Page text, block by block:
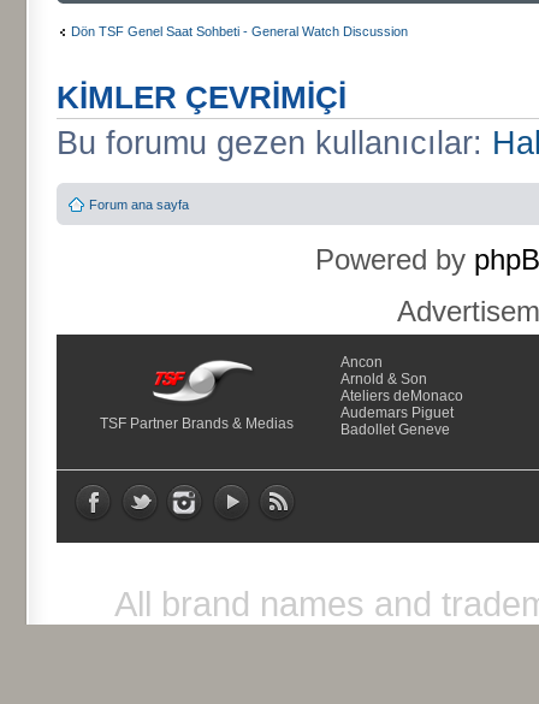
Dön TSF Genel Saat Sohbeti - General Watch Discussion
KIMLER ÇEVRIMIÇI
Bu forumu gezen kullanıcılar:
Forum ana sayfa
Powered by
TSF Partner Brands & Medias
Ancon
Arnold & Son
Ateliers deMonaco
Audemars Piguet
Badollet Geneve
All brand names and